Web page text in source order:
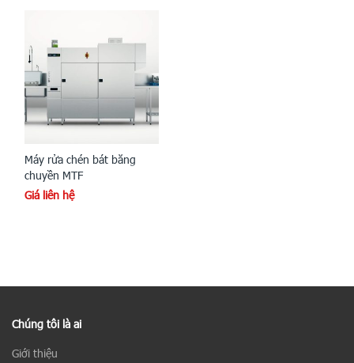
Máy rửa chén bát băng
chuyền MTF
Giá liên hệ
Chúng tôi là ai
Giới thiệu